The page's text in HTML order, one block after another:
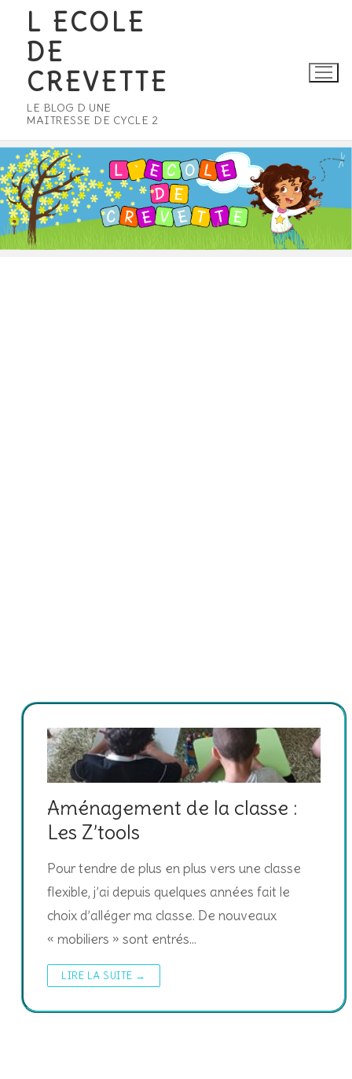
contenu
L ECOLE
DE
CREVETTE
LE BLOG D UNE
MAITRESSE DE CYCLE 2
Aménagement de la classe :
Les Z’tools
Pour tendre de plus en plus vers une classe
flexible, j’ai depuis quelques années fait le
choix d’alléger ma classe. De nouveaux
« mobiliers » sont entrés…
LIRE LA SUITE →